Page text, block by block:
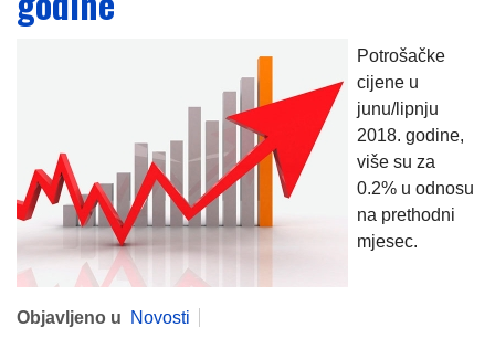
Potrošačke
cijene u
junu/lipnju
2018. godine,
više su za
0.2% u odnosu
na prethodni
mjesec.
Objavljeno u
Novosti